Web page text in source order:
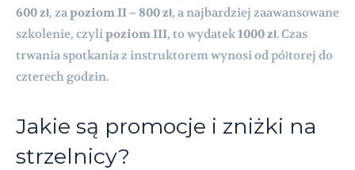
600 zł, zapoziom II – 800 zł, a najbardziej zaawansowane
szkolenie, czylipoziom III, to wydatek1000 zł. Czas
trwania spotkania z instruktorem wynosi od półtorej do
czterech godzin.
Jakie są promocje i zniżki na
strzelnicy?